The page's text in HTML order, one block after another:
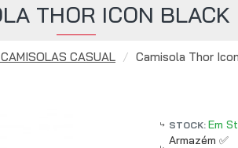
CASUAL Camisola Thor
THOR ICON BLACK
STOCK: Em
Armazém ✅